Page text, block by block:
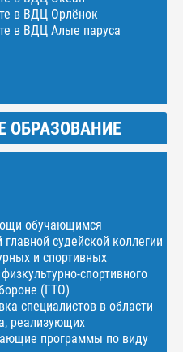
в ВДЦ Орлёнок
в ВДЦ Алые паруса
ОБРАЗОВАНИЕ
обучающимся
судейской коллегии
и спортивных
спортивного
(ГТО)
специалистов в области
реализующих
программы по виду